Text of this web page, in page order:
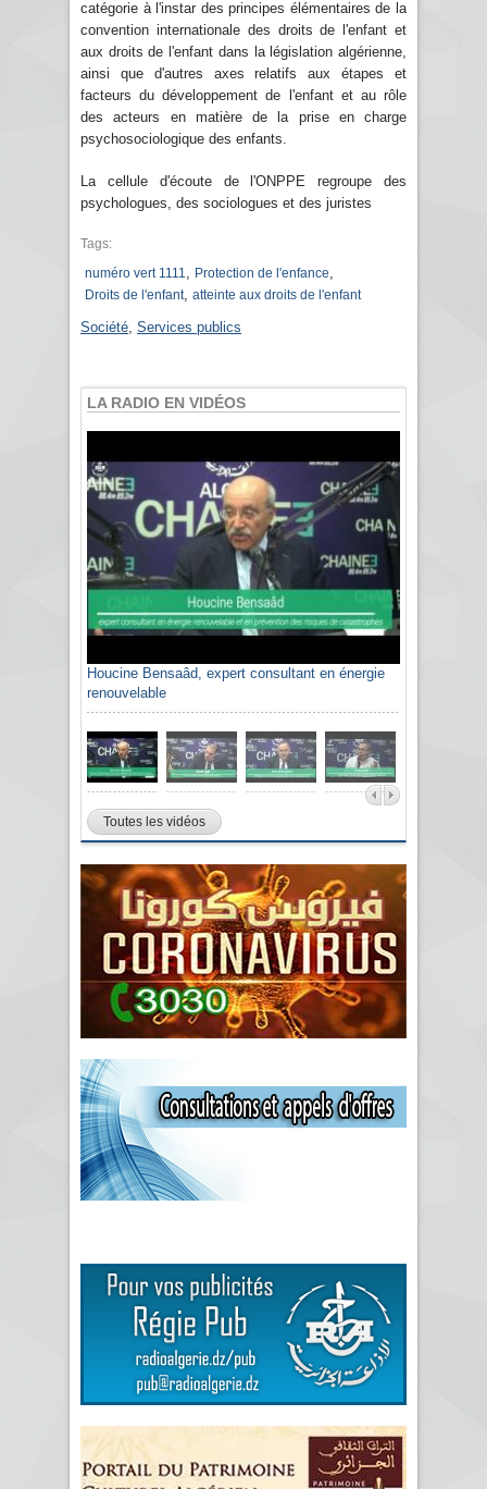
catégorie à l'instar des principes élémentaires de la
convention internationale des droits de l'enfant et
aux droits de l'enfant dans la législation algérienne,
ainsi que d'autres axes relatifs aux étapes et
facteurs du développement de l'enfant et au rôle
des acteurs en matière de la prise en charge
psychosociologique des enfants.
La cellule d'écoute de l'ONPPE regroupe des
psychologues, des sociologues et des juristes
Tags:
numéro vert 1111
Protection de l'enfance
Droits de l'enfant, atteinte aux droits de l'enfant
Société Services publics
LA RADIO EN VIDÉOS
Houcine Bensaâd, expert consultant en énergie
renouvelable
Toutes les vidéos